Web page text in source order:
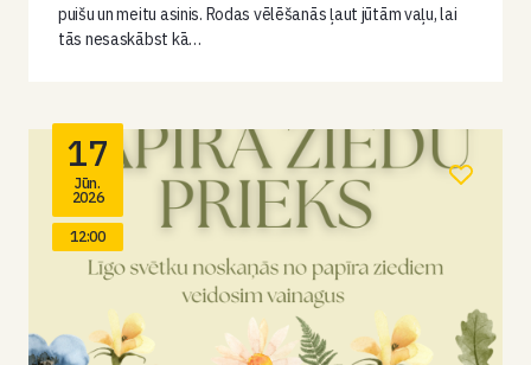
puišu un meitu asinis. Rodas vēlēšanās ļaut jūtām vaļu, lai
tās nesaskābst kā…
17
Jūn.
2026
12:00